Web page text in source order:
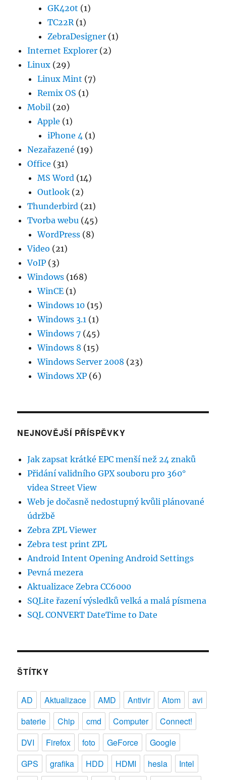
GK420t (1)
TC22R(1)
ZebraDesigner (1)
Internet Explorer (2)
Linux (29)
Linux Mint (7)
Remix OS (1)
Mobil (20)
Apple (1)
iPhone 4 (1)
Nezařazené (19)
Office (31)
MS Word (14)
Outlook (2)
Thunderbird (21)
Tvorba webu (45)
WordPress (8)
Video (21)
VoIP (3)
Windows (168)
WinCE (1)
Windows 10 (15)
Windows 3.1 (1)
Windows 7 (45)
Windows 8 (15)
Windows Server 2008 (23)
Windows XP (6)
NEJNOVĚJŠÍ PŘÍSPĚVKY
Jak zapsat krátké EPC menší než 24 znaků
Přidání validního GPX souboru pro 360°
videa Street View
Web je dočasně nedostupný kvůli plánované
údržbě
Zebra ZPL Viewer
Zebra test print ZPL
Android Intent Opening Android Settings
Pevná mezera
Aktualizace Zebra CC6000
SQLite řazení výsledků velká a malá písmena
SQL CONVERT DateTime to Date
ŠTÍTKY
AD Aktualizace AMD Antivir Atom
avi
baterie
Chip cmd Computer
Connect!
DVI
Firefox foto GeForce
Google
GPS
grafika HDD HDMI hesla
Intel